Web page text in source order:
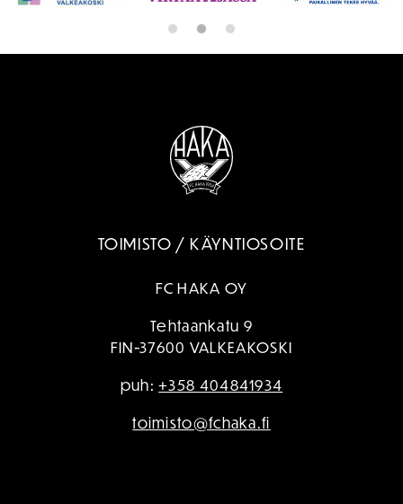
TOIMISTO / KÄYNTIOSOITE
FC HAKA OY
Tehtaankatu 9
FIN-37600 VALKEAKOSKI
puh:+358 404841934
toimisto@fchaka.fi